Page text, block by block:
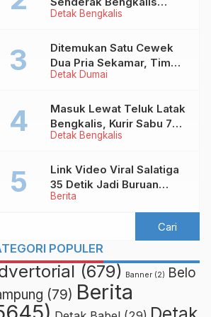
Detak Bengkalis
‘Ditendang’ ke Malaysia,
Detak Dumai
Ditemukan Satu Cewek
Dua Pria Sekamar, Tim
Yustisi Dumai Garuk
Mesum
Detak Bengkalis
Masuk Lewat Teluk Latak
Bengkalis, Kurir Sabu 7
Kilo Diringkus di
Berita
Link Video Viral Salatiga
35 Detik Jadi Buruan
Netizen
POPULER
(679) Banner (2) Belo
(79) Berita